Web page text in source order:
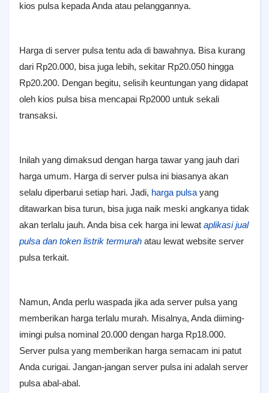
kios pulsa kepada Anda atau pelanggannya.
Harga di server pulsa tentu ada di bawahnya. Bisa kurang
dari Rp20.000, bisa juga lebih, sekitar Rp20.050 hingga
Rp20.200. Dengan begitu, selisih keuntungan yang didapat
oleh kios pulsa bisa mencapai Rp2000 untuk sekali
transaksi.
Inilah yang dimaksud dengan harga tawar yang jauh dari
harga umum. Harga di server pulsa ini biasanya akan
selalu diperbarui setiap hari. Jadi, harga pulsa yang
ditawarkan bisa turun, bisa juga naik meski angkanya tidak
akan terlalu jauh. Anda bisa cek harga ini lewat aplikasi jual
pulsa dan token listrik termurah atau lewat website server
pulsa terkait.
Namun, Anda perlu waspada jika ada server pulsa yang
memberikan harga terlalu murah. Misalnya, Anda diiming-
imingi pulsa nominal 20.000 dengan harga Rp18.000.
Server pulsa yang memberikan harga semacam ini patut
Anda curigai. Jangan-jangan server pulsa ini adalah server
pulsa abal-abal.